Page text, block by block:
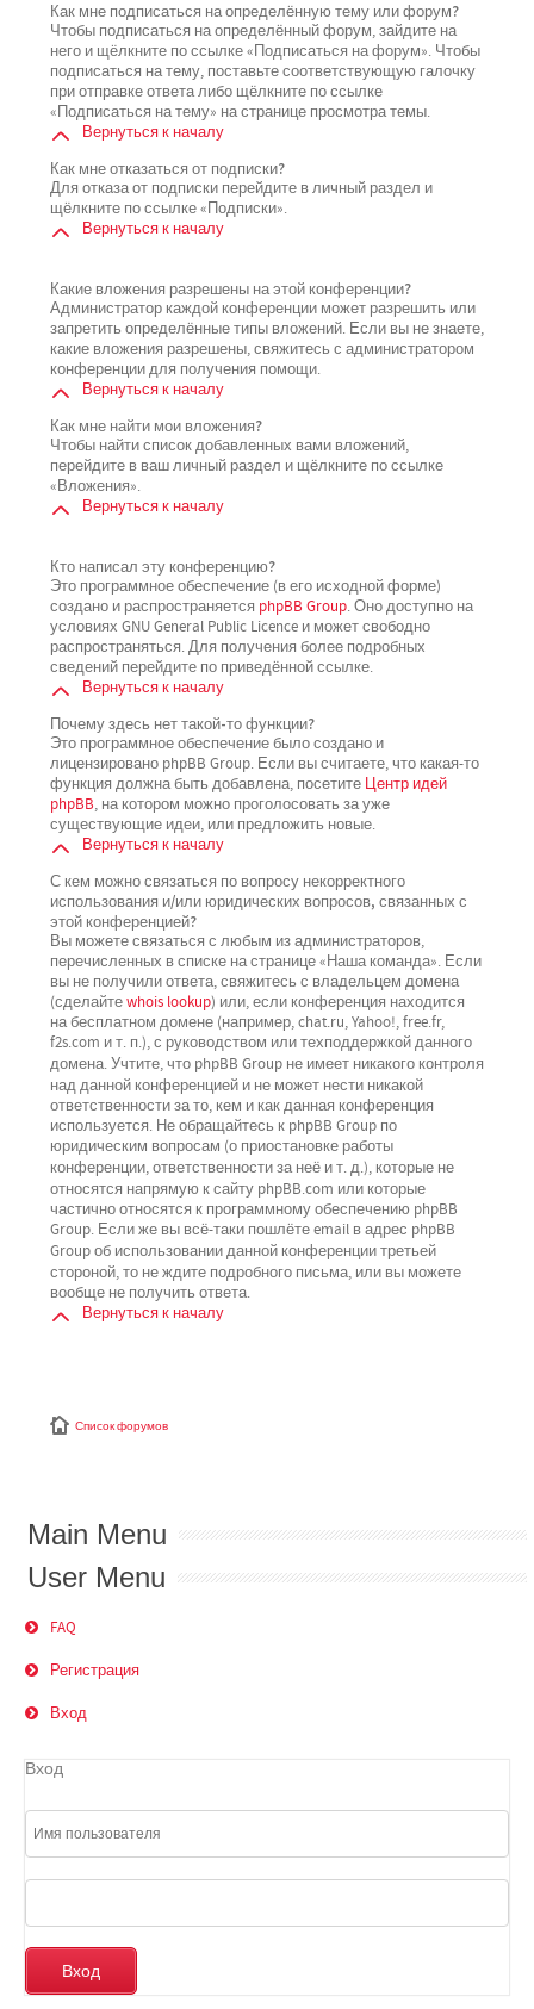
Как мне подписаться на определённую тему или форум?
Чтобы подписаться на определённый форум, зайдите на
него и щёлкните по ссылке «Подписаться на форум». Чтобы
подписаться на тему, поставьте соответствующую галочку
при отправке ответа либо щёлкните по ссылке
«Подписаться на тему» на странице просмотра темы.
Вернуться к началу
Как мне отказаться от подписки?
Для отказа от подписки перейдите в личный раздел и
щёлкните по ссылке «Подписки».
Вернуться к началу
Какие вложения разрешены на этой конференции?
Администратор каждой конференции может разрешить или
запретить определённые типы вложений. Если вы не знаете,
какие вложения разрешены, свяжитесь с администратором
конференции для получения помощи.
Вернуться к началу
Как мне найти мои вложения?
Чтобы найти список добавленных вами вложений,
перейдите в ваш личный раздел и щёлкните по ссылке
«Вложения».
Вернуться к началу
Кто написал эту конференцию?
Это программное обеспечение (в его исходной форме)
создано и распространяется phpBB Group. Оно доступно на
условиях GNU General Public Licence и может свободно
распространяться. Для получения более подробных
сведений перейдите по приведённой ссылке.
Вернуться к началу
Почему здесь нет такой-то функции?
Это программное обеспечение было создано и
лицензировано phpBB Group. Если вы считаете, что какая-то
функция должна быть добавлена, посетите Центр идей
phpBB, на котором можно проголосовать за уже
существующие идеи, или предложить новые.
Вернуться к началу
С кем можно связаться по вопросу некорректного
использования и/или юридических вопросов, связанных с
этой конференцией?
Вы можете связаться с любым из администраторов,
перечисленных в списке на странице «Наша команда». Если
вы не получили ответа, свяжитесь с владельцем домена
(сделайтеwhois lookup) или, если конференция находится
на бесплатном домене (например, chat.ru, Yahoo!, free.fr,
f2s.com и т. п.), с руководством или техподдержкой данного
домена. Учтите, что phpBB Group не имеет никакого контроля
над данной конференциейи не может нести никакой
ответственности за то, кем и как данная конференция
используется. Не обращайтесь к phpBB Group по
юридическим вопросам (о приостановке работы
конференции, ответственности за неё и т. д.), которые не
относятся напрямуюк сайту phpBB.com или которые
частично относятся к программному обеспечению phpBB
Group. Если же вы всё-таки пошлёте email в адрес phpBB
Group об использовании данной конференциитретьей
стороной, то не ждите подробного письма, или вы можете
вообще не получить ответа.
Вернуться к началу
Список форумов
Main Menu
User Menu
FAQ
Регистрация
Вход
Вход